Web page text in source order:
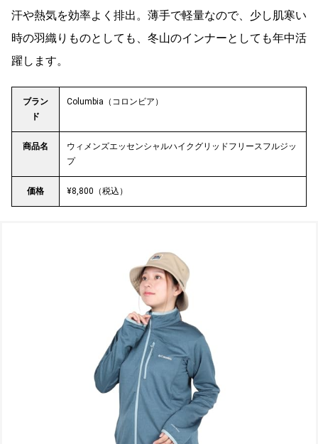
汗や熱気を効率よく排出。薄手で軽量なので、少し肌寒い
時の羽織りものとしても、冬山のインナーとしても年中活
躍します。
ブラン
ド
Columbia（コロンビア）
商品名
ウィメンズエッセンシャルハイクグリッドフリースフルジッ
プ
価格 ¥8,800（税込）